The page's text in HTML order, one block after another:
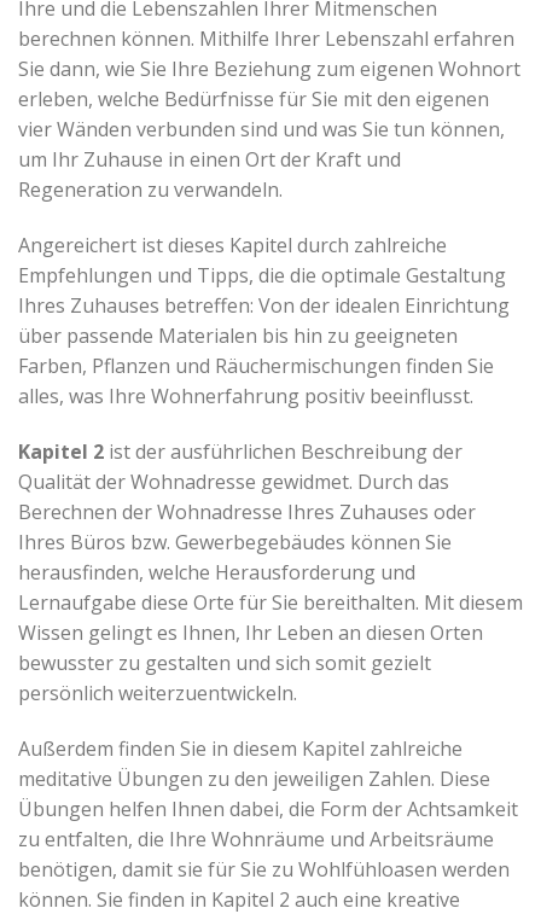
Ihre und die Lebenszahlen Ihrer Mitmenschen
berechnen können. Mithilfe Ihrer Lebenszahl erfahren
Sie dann, wie Sie Ihre Beziehung zum eigenen Wohnort
erleben, welche Bedürfnisse für Sie mit den eigenen
vier Wänden verbunden sind und was Sie tun können,
um Ihr Zuhause in einen Ort der Kraft und
Regeneration zu verwandeln.
Angereichert ist dieses Kapitel durch zahlreiche
Empfehlungen und Tipps, die die optimale Gestaltung
Ihres Zuhauses betreffen: Von der idealen Einrichtung
über passende Materialen bis hin zu geeigneten
Farben, Pflanzen und Räuchermischungen finden Sie
alles, was Ihre Wohnerfahrung positiv beeinflusst.
Kapitel 2 ist der ausführlichen Beschreibung der
Qualität der Wohnadresse gewidmet. Durch das
Berechnen der Wohnadresse Ihres Zuhauses oder
Ihres Büros bzw. Gewerbegebäudes können Sie
herausfinden, welche Herausforderung und
Lernaufgabe diese Orte für Sie bereithalten. Mit diesem
Wissen gelingt es Ihnen, Ihr Leben an diesen Orten
bewusster zu gestalten und sich somit gezielt
persönlich weiterzuentwickeln.
Außerdem finden Sie in diesem Kapitel zahlreiche
meditative Übungen zu den jeweiligen Zahlen. Diese
Übungen helfen Ihnen dabei, die Form der Achtsamkeit
zu entfalten, die Ihre Wohnräume und Arbeitsräume
benötigen, damit sie für Sie zu Wohlfühloasen werden
können. Sie finden in Kapitel 2 auch eine kreative